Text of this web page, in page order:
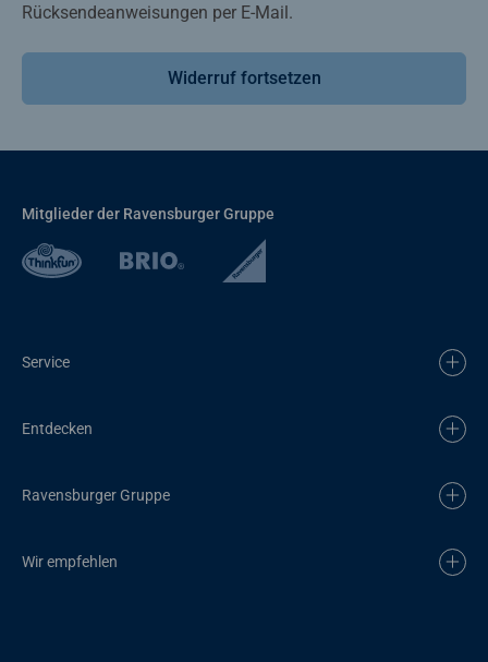
Rücksendeanweisungen per E-Mail.
Widerruf fortsetzen
Mitglieder der Ravensburger Gruppe
Service
Entdecken
Ravensburger Gruppe
Wir empfehlen